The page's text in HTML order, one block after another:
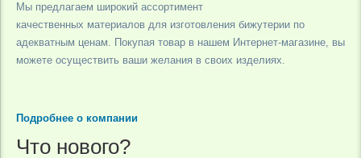
Мы предлагаем широкий ассортимент
качественных материалов для изготовления бижутерии по
адекватным ценам. Покупая товар в нашем Интернет-магазине, вы
можете осуществить ваши желания в своих изделиях.
Подробнее о компании
Что нового?